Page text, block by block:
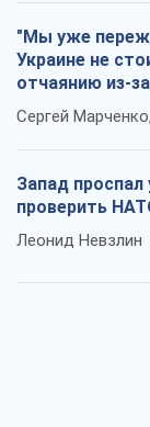
"Мы уже
Украине не
отчаянию из-
Сергей
Запад
проверить
Леонид Невзлин